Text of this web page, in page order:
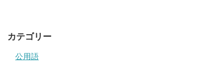
カテゴリー
公用語